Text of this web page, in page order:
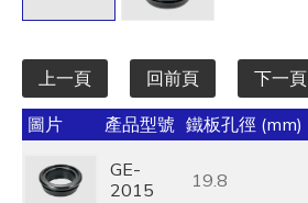
上一頁 回前頁 下一頁
圖片 產品型號 鐵板孔徑 (mm)
GE-
2015
19.8